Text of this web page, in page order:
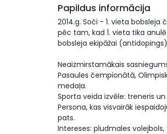
Papildus informācija
2014.g. Soči - 1. vieta bobsleja
pēc tam, kad 1. vieta tika
bobsleja ekipāžai
Neaizmirstamākais
Pasaules čempionātā,
medaļa.
Sporta veida izvēle: treneris
Persona, kas visvairāk
pats.
Intereses: pludmales